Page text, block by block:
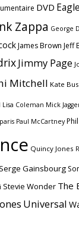
DVD
Zappa George
James Brown Jeff
Jimmy Page
Mitchell Kate
Lisa Coleman Mick
paris Paul McCartney
Quincy Jones
Gainsbourg
Stevie Wonder The
Universal